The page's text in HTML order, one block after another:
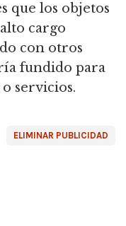
que los objetos
cargo
con otros
fundido para
servicios.
ELIMINAR PUBLICIDAD